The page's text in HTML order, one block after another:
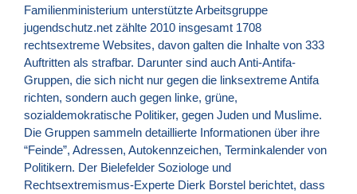
Familienministerium unterstützte Arbeitsgruppe
jugendschutz.net zählte 2010 insgesamt 1708
rechtsextreme Websites, davon galten die Inhalte von 333
Auftritten als strafbar. Darunter sind auch Anti-Antifa-
Gruppen, die sich nicht nur gegen die linksextreme Antifa
richten, sondern auch gegen linke, grüne,
sozialdemokratische Politiker, gegen Juden und Muslime.
Die Gruppen sammeln detaillierte Informationen über ihre
“Feinde”, Adressen, Autokennzeichen, Terminkalender von
Politikern. Der Bielefelder Soziologe und
Rechtsextremismus-Experte Dierk Borstel berichtet, dass